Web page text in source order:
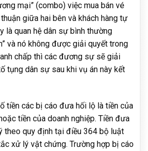
mại” (combo) việc mua bán vé
giữa hai bên và khách hàng tự
là quan hệ dân sự bình thường
và nó không được giải quyết trong
chấp thì các đương sự sẽ giải
tụng dân sự sau khi vụ án này kết
tiền các bị cáo đưa hối lộ là tiền của
tiền của doanh nghiệp. Tiền đưa
theo quy định tại điều 364 bộ luật
xử lý vật chứng. Trường hợp bị cáo